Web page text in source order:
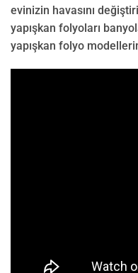
evinizin havasını
yapışkan folyoları
yapışkan folyo